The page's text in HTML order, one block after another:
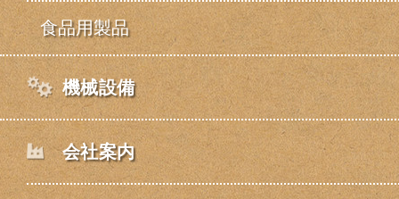
食品用製品
機械設備
会社案内